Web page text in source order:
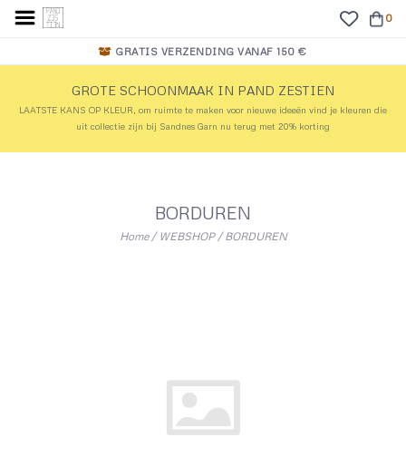
0
GRATIS VERZENDING VANAF 150 €
GROTE SCHOONMAAK IN PAND ZESTIEN
LAATSTE KANS OP KLEUR, om ruimte te maken voor nieuwe ideeën vind je kleuren die
uit collectie zijn bij Sandnes Garn nu terug met 20% korting
BORDUREN
Home/ WEBSHOP/BORDUREN